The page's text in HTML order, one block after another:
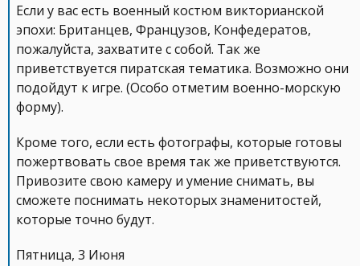
Если у вас есть военный костюм викторианской
эпохи: Британцев, Французов, Конфедератов,
пожалуйста, захватите с собой. Так же
приветствуется пиратская тематика. Возможно они
подойдут к игре. (Особо отметим военно-морскую
форму).
Кроме того, если есть фотографы, которые готовы
пожертвовать свое время так же приветствуются.
Привозите свою камеру и умение снимать, вы
сможете поснимать некоторых знаменитостей,
которые точно будут.
Пятница, 3 Июня